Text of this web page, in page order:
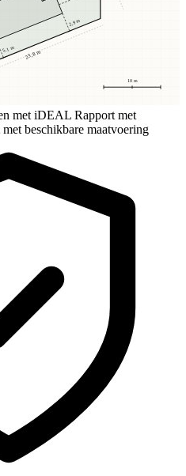
10 m
5,1 m
2,9 m
23,8 m
met iDEAL Rapport met
beschikbare maatvoering